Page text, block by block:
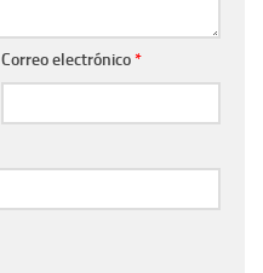
Correo electrónico*